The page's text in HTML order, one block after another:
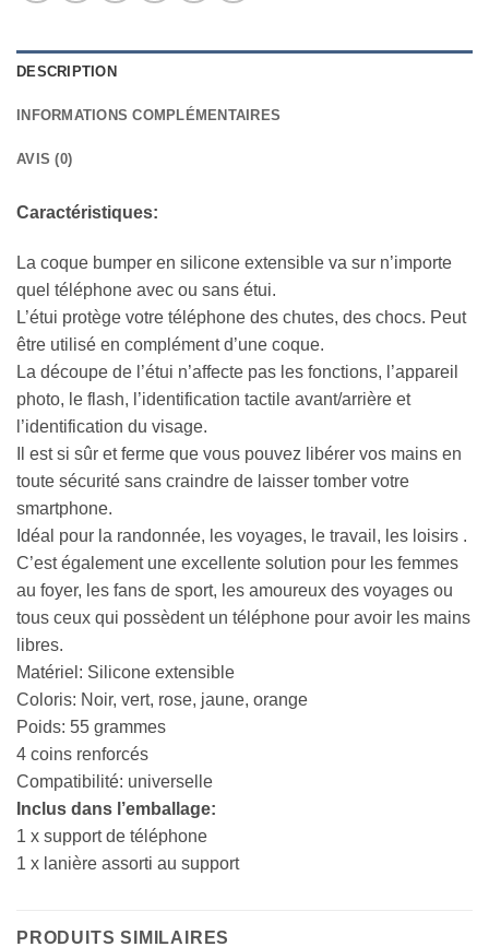
DESCRIPTION
INFORMATIONS COMPLÉMENTAIRES
AVIS (0)
Caractéristiques:
La coque bumper en silicone extensible va sur n’importe
quel téléphone avec ou sans étui.
L’étui protège votre téléphone des chutes, des chocs. Peut
être utilisé en complément d’une coque.
La découpe de l’étui n’affecte pas les fonctions, l’appareil
photo, le flash, l’identification tactile avant/arrière et
l’identification du visage.
Il est si sûr et ferme que vous pouvez libérer vos mains en
toute sécurité sans craindre de laisser tomber votre
smartphone.
Idéal pour la randonnée, les voyages, le travail, les loisirs .
C’est également une excellente solution pour les femmes
au foyer, les fans de sport, les amoureux des voyages ou
tous ceux qui possèdent un téléphone pour avoir les mains
libres.
Matériel: Silicone extensible
Coloris: Noir, vert, rose, jaune, orange
Poids: 55 grammes
4 coins renforcés
Compatibilité: universelle
Inclus dans l’emballage:
1 x support de téléphone
1 x lanière assorti au support
PRODUITS SIMILAIRES